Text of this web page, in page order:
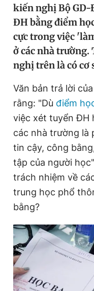
Video
Sản phẩm khác
Thông tin tòa soạn
Đọc Thanh Niên
Theo dõi báo trên
Hotline
0906 645 777
kiến nghị Bộ
ĐH bằng điểm
cực trong việc
ở các nhà
nghị trên là có cơ
Văn bản trả lời
rằng: "Dù điểm
việc xét tuyển ĐH
các nhà trường là
tin cậy, công
tập của người
trách nhiệm về
trung học phổ
bằng?